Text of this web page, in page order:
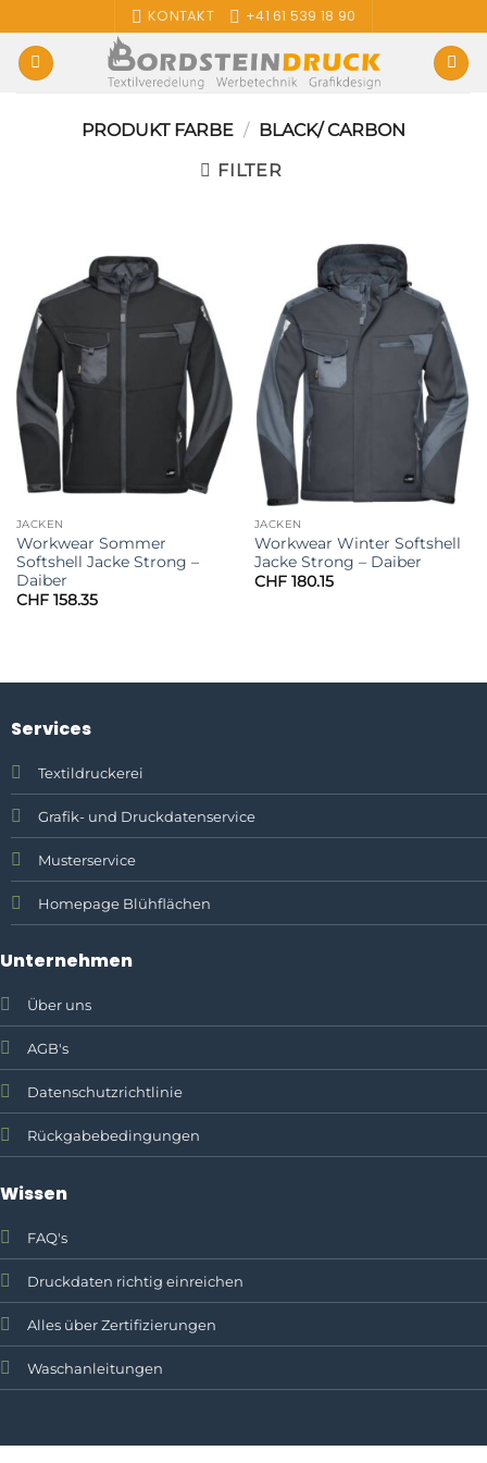
Inhalt
springen
KONTAKT +41 61 539 18 90
PRODUKT FARBE / BLACK/ CARBON
FILTER
JACKEN
Workwear Sommer
Softshell Jacke Strong –
Daiber
CHF158.35
JACKEN
Workwear Winter Softshell
Jacke Strong – Daiber
CHF180.15
Services
Textildruckerei
Grafik- und Druckdatenservice
Musterservice
Homepage Blühflächen
Unternehmen
Über uns
AGB's
Datenschutzrichtlinie
Rückgabebedingungen
Wissen
FAQ's
Druckdaten richtig einreichen
Alles über Zertifizierungen
Waschanleitungen